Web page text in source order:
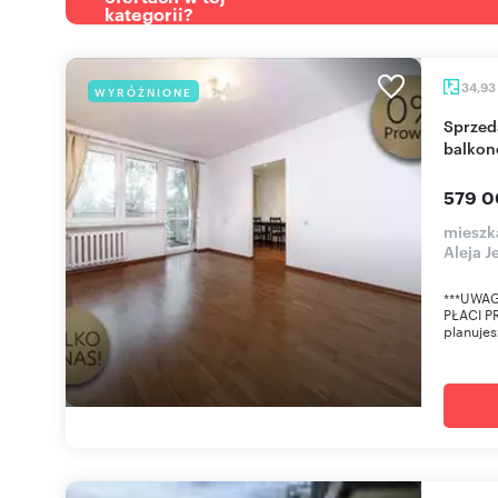
kategorii?
WYRÓŻNIONE 34,93
Sprzedam funkcjonalne 2-pokojowe mieszkanie z
579
Aleja
PŁACI